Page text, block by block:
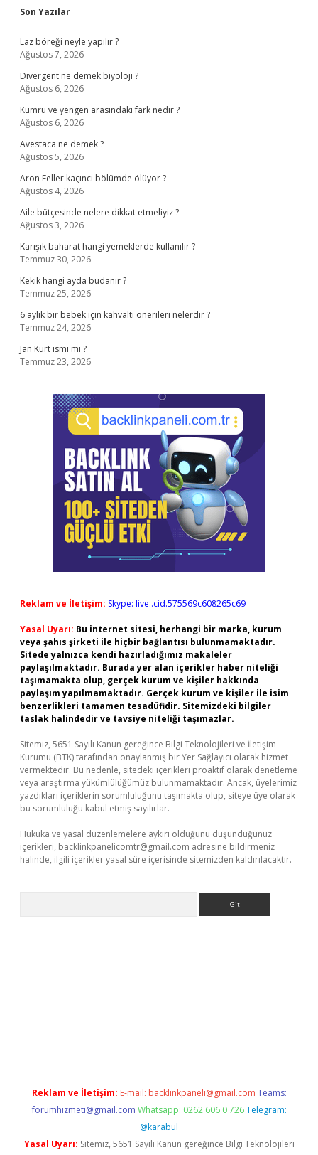
Sidebar
Son Yazılar
Laz böreği neyle yapılır ?
Ağustos 7, 2026
Divergent ne demek biyoloji ?
Ağustos 6, 2026
Kumru ve yengen arasındaki fark nedir ?
Ağustos 6, 2026
Avestaca ne demek ?
Ağustos 5, 2026
Aron Feller kaçıncı bölümde ölüyor ?
Ağustos 4, 2026
Aile bütçesinde nelere dikkat etmeliyiz ?
Ağustos 3, 2026
Karışık baharat hangi yemeklerde kullanılır ?
Temmuz 30, 2026
Kekik hangi ayda budanır ?
Temmuz 25, 2026
6 aylık bir bebek için kahvaltı önerileri nelerdir ?
Temmuz 24, 2026
Jan Kürt ismi mi ?
Temmuz 23, 2026
Reklam ve İletişim: Skype: live:.cid.575569c608265c69
Yasal Uyarı: Bu internet sitesi, herhangi bir marka, kurum
veya şahıs şirketi ile hiçbir bağlantısı bulunmamaktadır.
Sitede yalnızca kendi hazırladığımız makaleler
paylaşılmaktadır. Burada yer alan içerikler haber niteliği
taşımamakta olup, gerçek kurum ve kişiler hakkında
paylaşım yapılmamaktadır. Gerçek kurum ve kişiler ile isim
benzerlikleri tamamen tesadüfidir. Sitemizdeki bilgiler
taslak halindedir ve tavsiye niteliği taşımazlar.
Sitemiz, 5651 Sayılı Kanun gereğince Bilgi Teknolojileri ve İletişim
Kurumu (BTK) tarafından onaylanmış bir Yer Sağlayıcı olarak hizmet
vermektedir. Bu nedenle, sitedeki içerikleri proaktif olarak denetleme
veya araştırma yükümlülüğümüz bulunmamaktadır. Ancak, üyelerimiz
yazdıkları içeriklerin sorumluluğunu taşımakta olup, siteye üye olarak
bu sorumluluğu kabul etmiş sayılırlar.
Hukuka ve yasal düzenlemelere aykırı olduğunu düşündüğünüz
içerikleri, backlinkpanelicomtr@gmail.com adresine bildirmeniz
halinde, ilgili içerikler yasal süre içerisinde sitemizden kaldırılacaktır.
Reklam ve İletişim: E-mail: backlinkpaneli@gmail.com Teams:
forumhizmeti@gmail.com Whatsapp: 0262 606 0 726 Telegram:
@karabul
Yasal Uyarı: Sitemiz, 5651 Sayılı Kanun gereğince Bilgi Teknolojileri